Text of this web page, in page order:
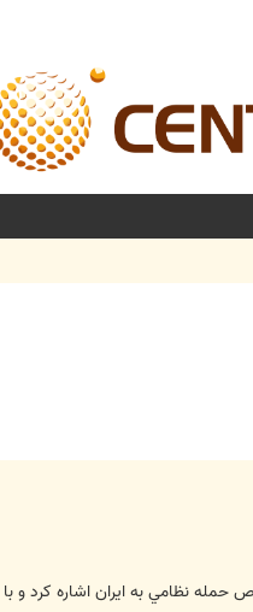
نظامي به ايران اشاره كرد و با